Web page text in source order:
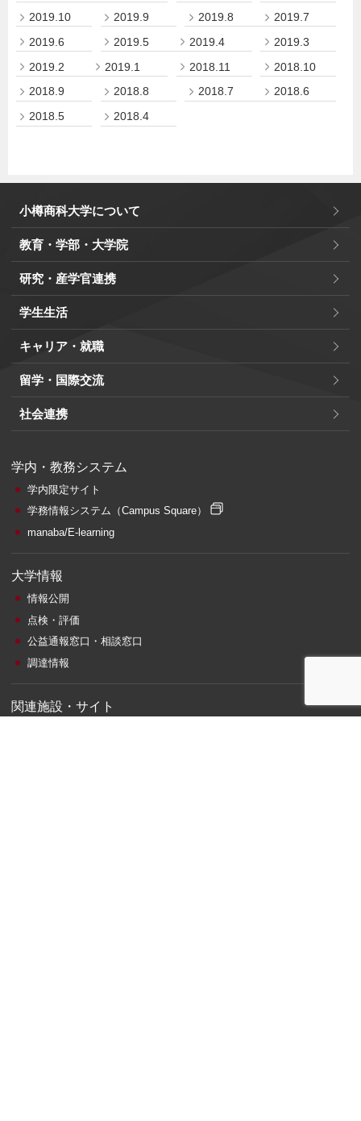
2019.10
2019.9 2019.8
2019.7
2019.6
2019.5 2019.4
2019.3
2019.2
2019.1 2018.11
2018.10
2018.9
2018.8 2018.7
2018.6
2018.5
2018.4
小樽商科大学について
教育・学部・大学院
研究・産学官連携
学生生活
キャリア・就職
留学・国際交流
社会連携
学内・教務システム
学内限定サイト
学務情報システム （Campus Square）
manaba/E-learning
大学情報
情報公開
点検・評価
公益通報窓口・相談窓口
調達情報
関連施設・サイト